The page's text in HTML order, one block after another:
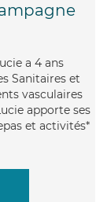
a 4 ans
Sanitaires et
vasculaires
apporte ses
et activités*